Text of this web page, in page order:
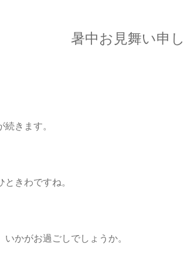
お見舞い申し上
きます。
きわですね。
いかがお過ごしでしょうか。